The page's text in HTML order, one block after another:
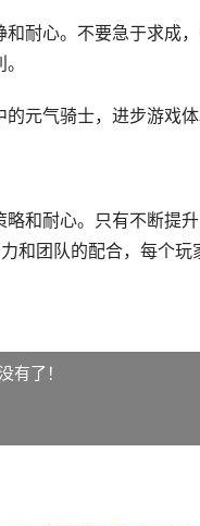
耐心。不要急于求成
元气骑士，进步游戏体
和耐心。只有不断提
和团队的配合，每个
有了！